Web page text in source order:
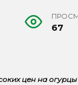
67
цен на